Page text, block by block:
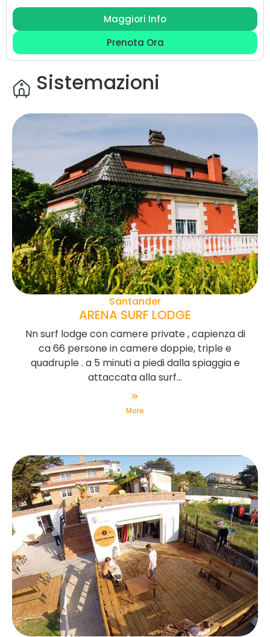
Maggiori Info
Prenota Ora
Sistemazioni
Santander
ARENA SURF LODGE
Nn surf lodge con camere private , capienza di
ca 66 persone in camere doppie, triple e
quadruple . a 5 minuti a piedi dalla spiaggia e
attaccata alla surf...
More